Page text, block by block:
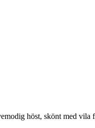
höst, skönt med vila